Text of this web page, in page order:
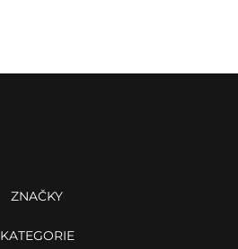
ZNAČKY
KATEGORIE